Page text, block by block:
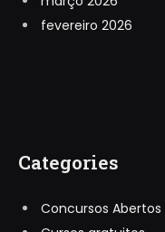
fevereiro 2026
Categories
Concursos Abertos